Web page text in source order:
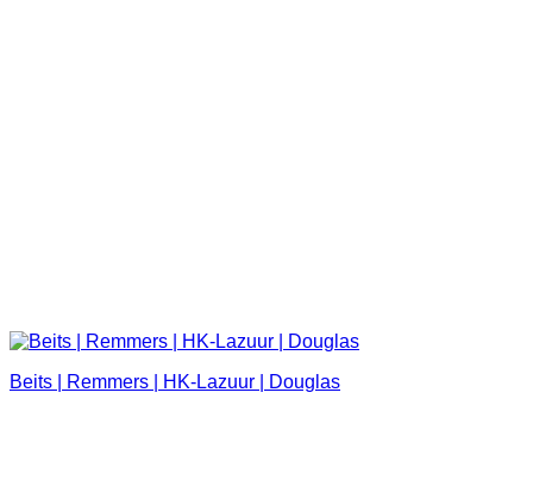
Beits | Remmers | HK-Lazuur | Douglas